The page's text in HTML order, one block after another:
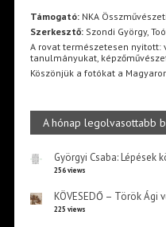
Támogató:NKA
Szerkesztő:Szondi György,
A rovat természetesen nyitott:
tanulmányukat,
Köszönjük a fotókat a
A hónap legolvasottabb
Györgyi Csaba: Lépések
256 views
KÖVESEDŐ – Török Ági
225 views